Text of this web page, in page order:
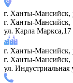
г. Ханты-Мансийск,
г. Ханты-Мансийск,
ул. Карла Маркса,17
г. Ханты-Мансийск,
г. Ханты-Мансийск,
ул. Индустриальная